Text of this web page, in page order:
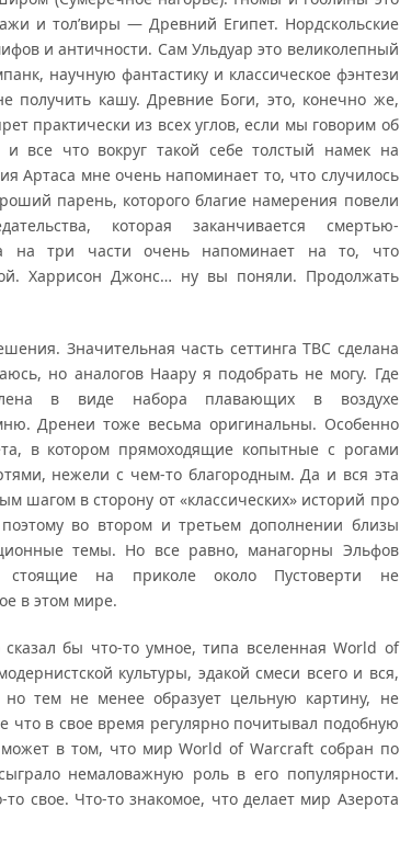
и тол’виры — Древний Египет. Нордскольские
и античности. Сам Ульдуар это великолепный
научную фантастику и классическое фэнтези
получить кашу. Древние Боги, это, конечно же,
практически из всех углов, если мы говорим об
все что вокруг такой себе толстый намек на
Артаса мне очень напоминает то, что случилось
парень, которого благие намерения повели
которая заканчивается смертью-
на три части очень напоминает на то, что
Харрисон Джонс… ну вы поняли. Продолжать
Значительная часть сеттинга ТВС сделана
но аналогов Наару я подобрать не могу. Где
в виде набора плавающих в воздухе
Дренеи тоже весьма оригинальны. Особенно
в котором прямоходящие копытные с рогами
нежели с чем-то благородным. Да и вся эта
шагом в сторону от «классических» историй про
во втором и третьем дополнении близы
темы. Но все равно, манагорны Эльфов
на приколе около Пустоверти не
в этом мире.
бы что-то умное, типа вселенная World of
культуры, эдакой смеси всего и вся,
но тем не менее образует цельную картину, не
что в свое время регулярно почитывал подобную
может в том, что мир World of Warcraft собран по
немаловажную роль в его популярности.
свое. Что-то знакомое, что делает мир Азерота